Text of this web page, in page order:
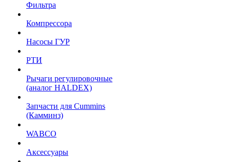
Фильтра
Компрессора
Насосы ГУР
РТИ
Рычаги регулировочные
(аналог HALDEX)
Запчасти для Cummins
(Камминз)
WABCO
Аксессуары